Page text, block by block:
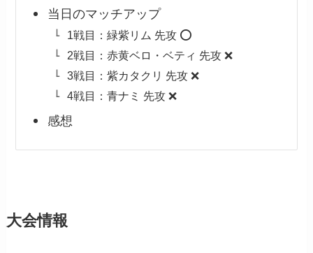
当日のマッチアップ
1戦目：緑紫リム 先攻 ⭕️
2戦目：赤黄ベロ・ベティ 先攻 ❌
3戦目：紫カタクリ 先攻 ❌
4戦目：青ナミ 先攻 ❌
感想
大会情報